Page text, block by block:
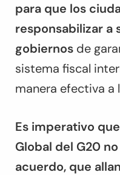
para que los
responsabilizar a
gobiernos de
sistema fiscal
manera efectiva a
Es imperativo
Global del G20
acuerdo, que